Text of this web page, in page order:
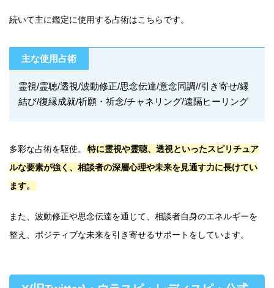
続いて主に鑑定に使用する占術はこちらです。
主な使用占術
霊視/霊聴/透視/波動修正/思念伝達/意念同調//引き寄せ/縁
結び/復縁成就/祈願・祈念/チャネリング/遠隔ヒーリング
多彩な占術を駆使。
特に霊視や霊聴、透視といったスピリチュア
ルな要素が強く、相談者の深層心理や未来を見通す力に長けてい
ます。
また、波動修正や思念伝達を通じて、相談者自身のエネルギーを
整え、ポジティブな未来を引き寄せるサポートをしています。